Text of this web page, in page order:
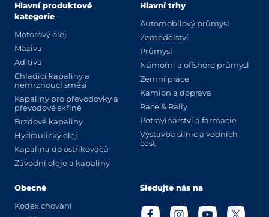
Hlavní produktové
kategorie
Motorový olej
Maziva
Aditiva
Chladicí kapaliny a
nemrznoucí směsi
Kapaliny pro převodovky a
převodové skříně
Brzdové kapaliny
Hydraulický olej
Kapalina do ostřikovačů
Závodní oleje a kapaliny
Hlavní trhy
Automobilový průmysl
Zemědělství
Průmysl
Námořní a offshore průmysl
Zemní práce
Kamion a doprava
Race & Rally
Potravinářství a farmacie
Výstavba silnic a vodních
cest
Obecné
Kodex chování
Sledujte nás na